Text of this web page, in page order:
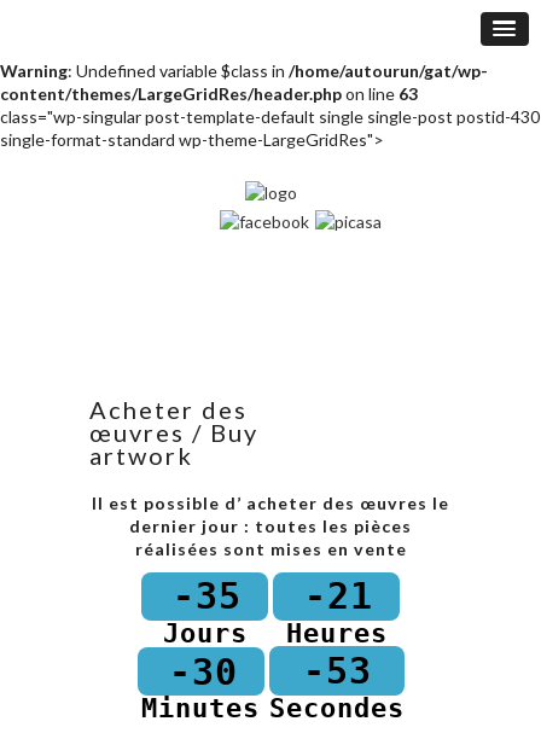
Warning: Undefined variable $class in /home/autourun/gat/wp-
content/themes/LargeGridRes/header.phpon line 63
class="wp-singular post-template-default single single-post postid-430
single-format-standard wp-theme-LargeGridRes">
Acheter des
œuvres / Buy
artwork
Il est possible d’ acheter des œuvres le
dernier jour : toutes les pièces
réalisées sont mises en vente
-35
Jours
-21
Heures
-30
Minutes
-53
Secondes